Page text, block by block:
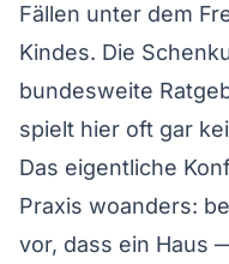
Fällen unter dem
Kindes. Die
bundesweite
spielt hier oft gar
Das eigentliche
Praxis woanders:
vor, dass ein Haus